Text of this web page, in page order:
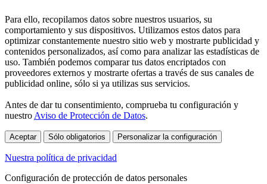
Para ello, recopilamos datos sobre nuestros usuarios, su
comportamiento y sus dispositivos. Utilizamos estos datos para
optimizar constantemente nuestro sitio web y mostrarte publicidad y
contenidos personalizados, así como para analizar las estadísticas de
uso. También podemos comparar tus datos encriptados con
proveedores externos y mostrarte ofertas a través de sus canales de
publicidad online, sólo si ya utilizas sus servicios.
Antes de dar tu consentimiento, comprueba tu configuración y
nuestroAviso de Protección de Datos.
Aceptar Sólo obligatorios Personalizar la configuración
Nuestra política de privacidad
Configuración de protección de datos personales